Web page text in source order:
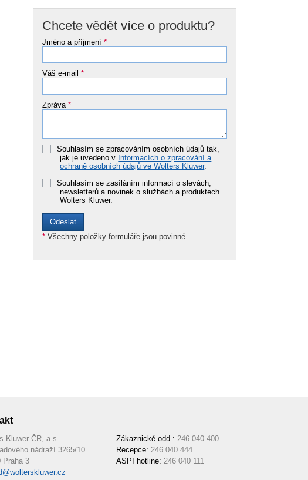
Chcete vědět více o produktu?
Jméno a příjmení*
Váš e-mail*
Zpráva*
Souhlasím se zpracováním osobních údajů tak,
jak je uvedeno v Informacích o zpracování a
ochraně osobních údajů ve Wolters Kluwer.
Souhlasím se zasíláním informací o slevách,
newsletterů a novinek o službách a produktech
Wolters Kluwer.
* Všechny položky formuláře jsou povinné.
Kluwer ČR, a.s.
nádraží 3265/10
Praha 3
Zákaznické odd.: 246 040 400
Recepce: 246 040 444
ASPI hotline: 246 040 111